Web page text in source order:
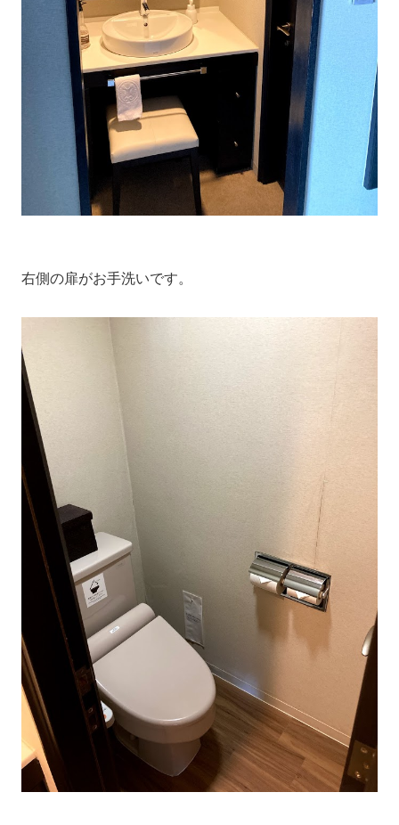
右側の扉がお手洗いです。